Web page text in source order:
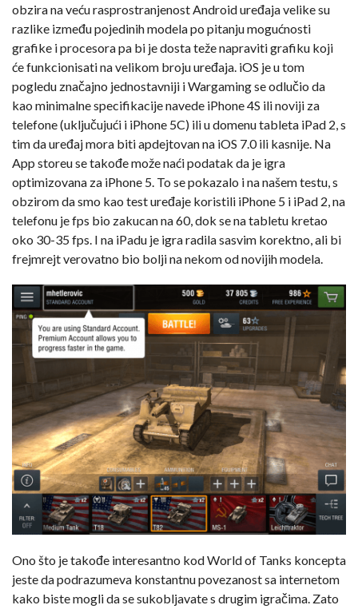
obzira na veću rasprostranjenost Android uređaja velike su
razlike između pojedinih modela po pitanju mogućnosti
grafike i procesora pa bi je dosta teže napraviti grafiku koji
će funkcionisati na velikom broju uređaja. iOS je u tom
pogledu značajno jednostavniji i Wargaming se odlučio da
kao minimalne specifikacije navede iPhone 4S ili noviji za
telefone (uključujući i iPhone 5C) ili u domenu tableta iPad 2, s
tim da uređaj mora biti apdejtovan na iOS 7.0 ili kasnije. Na
App storeu se takođe može naći podatak da je igra
optimizovana za iPhone 5. To se pokazalo i na našem testu, s
obzirom da smo kao test uređaje koristili iPhone 5 i iPad 2, na
telefonu je fps bio zakucan na 60, dok se na tabletu kretao
oko 30-35 fps. I na iPadu je igra radila sasvim korektno, ali bi
frejmrejt verovatno bio bolji na nekom od novijih modela.
Ono što je takođe interesantno kod World of Tanks koncepta
jeste da podrazumeva konstantnu povezanost sa internetom
kako biste mogli da se sukobljavate s drugim igračima. Zato